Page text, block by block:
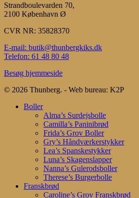
Strandboulevarden 70,
2100 København Ø
CVR NR: 35828370
E-mail: butik@thunbergkiks.dk
Telefon: 61 48 80 48
Besøg hjemmeside
© 2026 Thunberg. - Web bureau: K2P
Close
Boller
Alma’s Surdejsbolle
Camilla’s Paninibrød
Frida’s Grov Boller
Gry’s Håndværkerstykker
Lea’s Spanskestykker
Luna’s Skagenslapper
Nanna’s Gulerodsboller
Therese’s Burgerbolle
Franskbrød
Caroline’s Grov Franskbrød